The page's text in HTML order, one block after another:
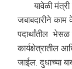
यावेळी मंत्री
जबाबदारीने
पदार्थांतील
कार्यक्षेत्रातील
जाईल. दुधाच्या